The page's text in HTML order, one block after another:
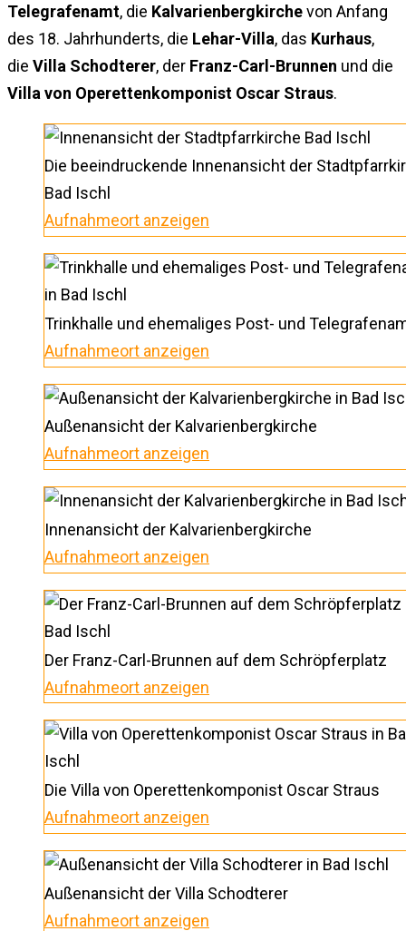
Telegrafenamt, die Kalvarienbergkirchevon Anfang
des 18. Jahrhunderts, die Lehar-Villa, das Kurhaus,
die Villa Schodterer, der Franz-Carl-Brunnen und die
Villa von Operettenkomponist Oscar Straus.
Die beeindruckende Innenansicht der
Bad Ischl
Aufnahmeort anzeigen
Trinkhalle und ehemaliges Post- und
Aufnahmeort anzeigen
Außenansicht der Kalvarienbergkirche
Aufnahmeort anzeigen
Innenansicht der Kalvarienbergkirche
Aufnahmeort anzeigen
Der Franz-Carl-Brunnen auf dem Schröpferplatz
Aufnahmeort anzeigen
Die Villa von Operettenkomponist Oscar Straus
Aufnahmeort anzeigen
Außenansicht der Villa Schodterer
Aufnahmeort anzeigen